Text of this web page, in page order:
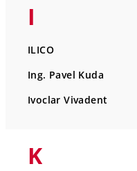
I
ILICO
Ing. Pavel Kuda
Ivoclar Vivadent
K